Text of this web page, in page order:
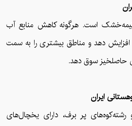
است. هرگونه کاهش منابع آب
را افزایش دهد و مناطق بیشتری را به سمت
حاصلخیز سوق دهد.
ایران
رشته‌کوه‌های پر برف، دارای یخچال‌های